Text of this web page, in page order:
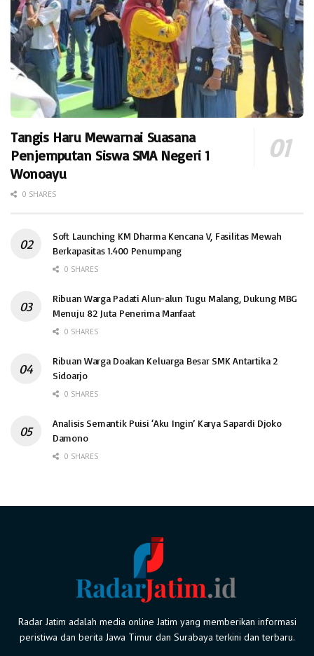
Tangis Haru Mewarnai Suasana
Penjemputan Siswa SMA Negeri 1
Wonoayu
0 SHARES
Soft Launching KM Dharma Kencana V, Fasilitas Mewah
Berkapasitas 1.400 Penumpang
0 SHARES
Ribuan Warga Padati Alun-alun Tugu Malang, Dukung MBG
Menuju 82 Juta Penerima Manfaat
0 SHARES
Ribuan Warga Doakan Keluarga Besar SMK Antartika 2
Sidoarjo
0 SHARES
Analisis Semantik Puisi ‘Aku Ingin’ Karya Sapardi Djoko
Damono
0 SHARES
Radar Jatim adalah media online Jatim yang memberikan informasi
peristiwa dan berita Jawa Timur dan Surabaya terkini dan terbaru.